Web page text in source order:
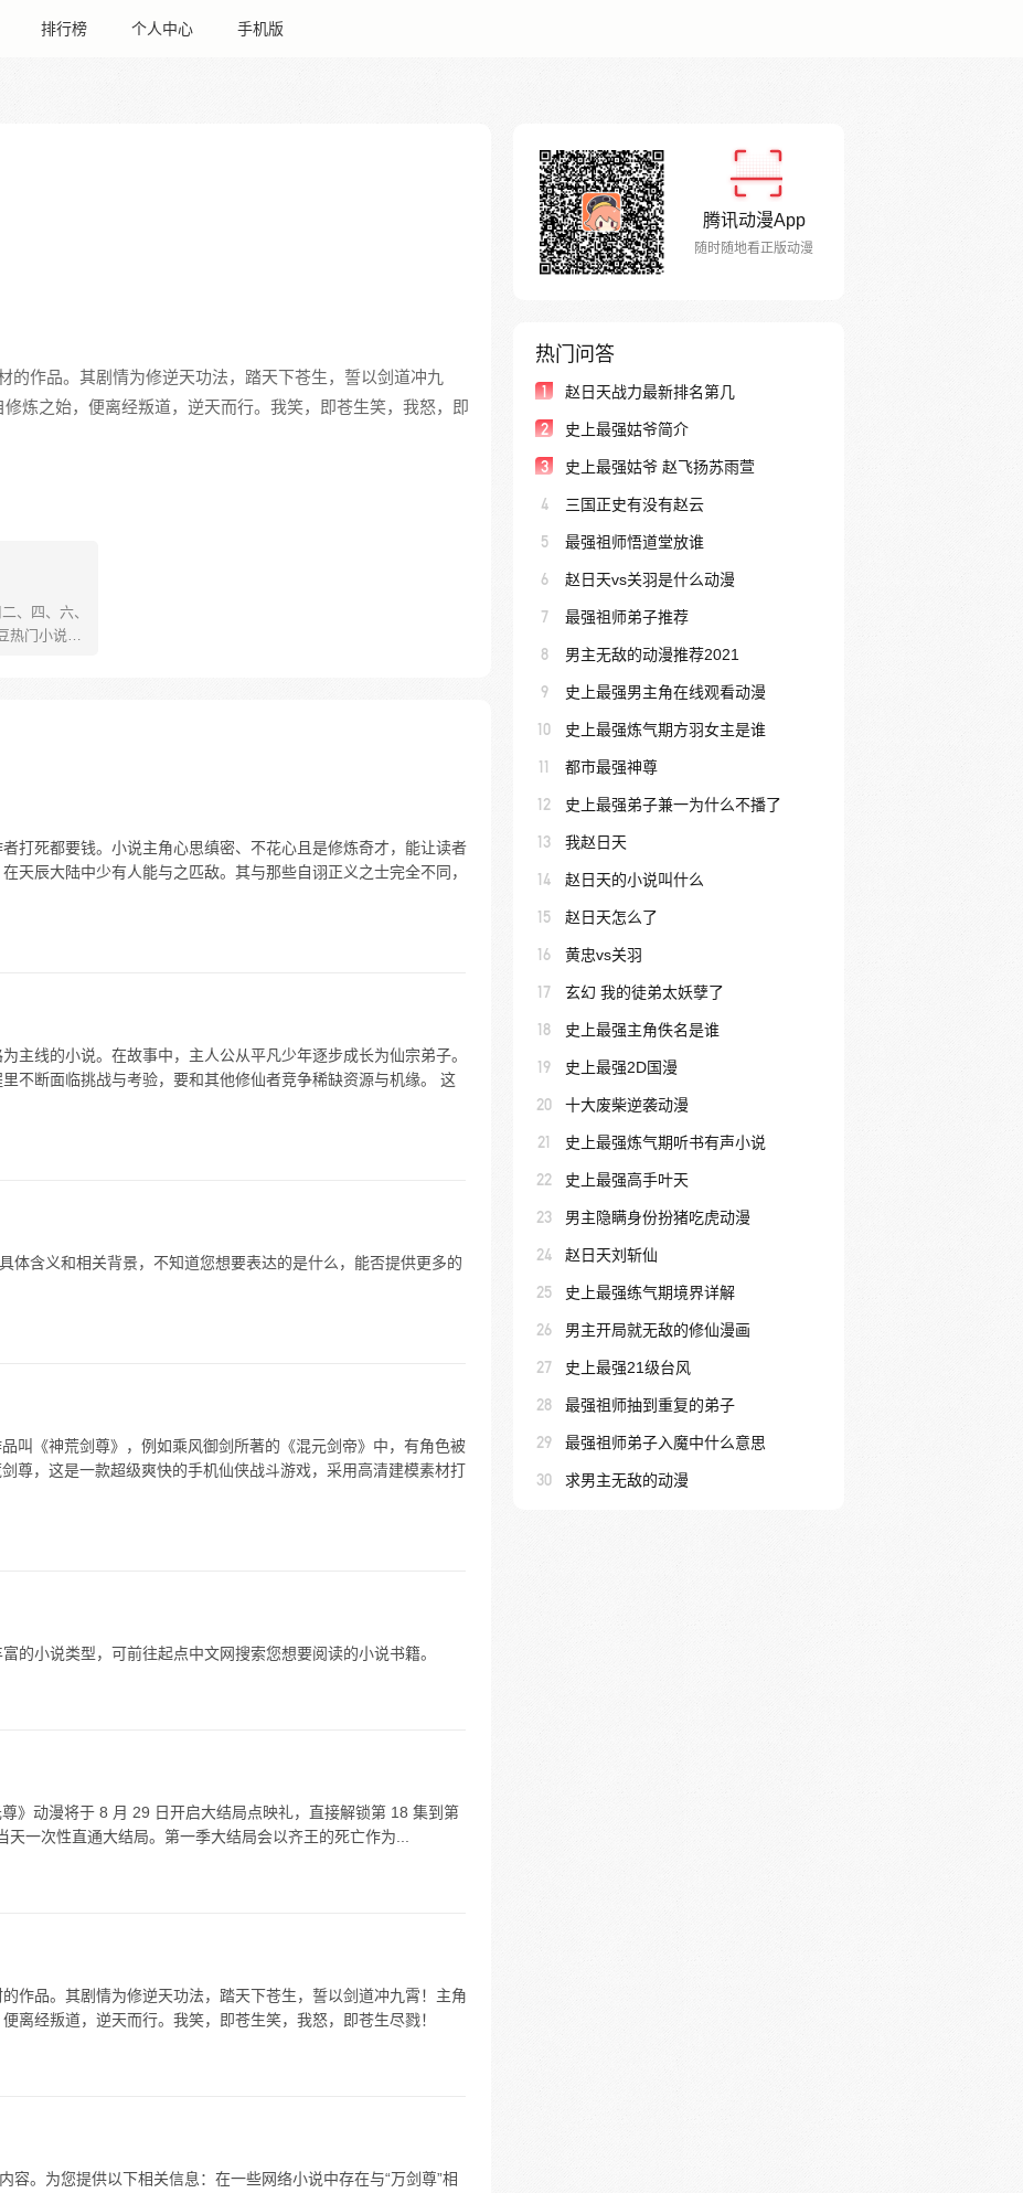
排行榜 个人中心 手机版
的作品。其剧情为修逆天功法，踏天下苍生，誓以剑道冲九
炼之始，便离经叛道，逆天而行。我笑，即苍生笑，我怒，即
、四、六、
热门小说
打死都要钱。小说主角心思缜密、不花心且是修炼奇才，能让读者
天辰大陆中少有人能与之匹敌。其与那些自诩正义之士完全不同，
主线的小说。在故事中，主人公从平凡少年逐步成长为仙宗弟子。
不断面临挑战与考验，要和其他修仙者竞争稀缺资源与机缘。 这
体含义和相关背景，不知道您想要表达的是什么，能否提供更多的
叫《神荒剑尊》，例如乘风御剑所著的《混元剑帝》中，有角色被
尊，这是一款超级爽快的手机仙侠战斗游戏，采用高清建模素材打
的小说类型，可前往起点中文网搜索您想要阅读的小说书籍。
》动漫将于 8 月 29 日开启大结局点映礼，直接解锁第 18 集到第
一次性直通大结局。第一季大结局会以齐王的死亡作为...
作品。其剧情为修逆天功法，踏天下苍生，誓以剑道冲九霄！主角
离经叛道，逆天而行。我笑，即苍生笑，我怒，即苍生尽戮！
容。为您提供以下相关信息：在一些网络小说中存在与“万剑尊”相
腾讯动漫App
随时随地看正版动漫
热门问答
1 赵日天战力最新排名第几
2 史上最强姑爷简介
3 史上最强姑爷 赵飞扬苏雨萱
4 三国正史有没有赵云
5 最强祖师悟道堂放谁
6 赵日天vs关羽是什么动漫
7 最强祖师弟子推荐
8 男主无敌的动漫推荐2021
9 史上最强男主角在线观看动漫
10 史上最强炼气期方羽女主是谁
11 都市最强神尊
12 史上最强弟子兼一为什么不播了
13 我赵日天
14 赵日天的小说叫什么
15 赵日天怎么了
16 黄忠vs关羽
17 玄幻 我的徒弟太妖孽了
18 史上最强主角佚名是谁
19 史上最强2D国漫
20 十大废柴逆袭动漫
21 史上最强炼气期听书有声小说
22 史上最强高手叶天
23 男主隐瞒身份扮猪吃虎动漫
24 赵日天刘斩仙
25 史上最强练气期境界详解
26 男主开局就无敌的修仙漫画
27 史上最强21级台风
28 最强祖师抽到重复的弟子
29 最强祖师弟子入魔中什么意思
30 求男主无敌的动漫